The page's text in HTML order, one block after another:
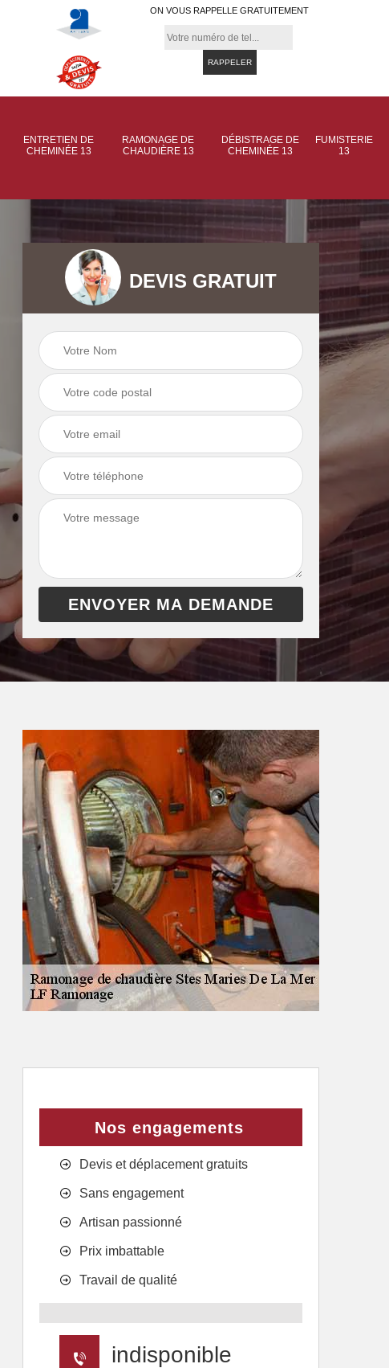
ON VOUS RAPPELLE GRATUITEMENT
ENTRETIEN DE
CHEMINÉE 13
RAMONAGE DE
CHAUDIÈRE 13
DÉBISTRAGE DE
CHEMINÉE 13
FUMISTERIE
13
Ramonage de
chaudière 13
Ramonage de
cheminée 13
DEVIS GRATUIT
Nos engagements
Devis et déplacement gratuits
Sans engagement
Artisan passionné
Prix imbattable
Travail de qualité
indisponible